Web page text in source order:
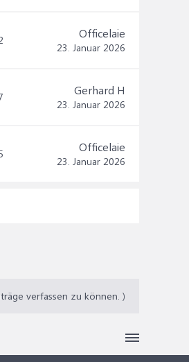
Officelaie
23. Januar 2026
Gerhard H
23. Januar 2026
Officelaie
23. Januar 2026
verfassen zu können. )